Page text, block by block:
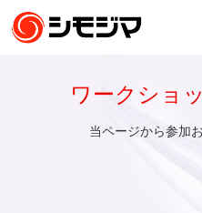
ワークショ
当ページから参加